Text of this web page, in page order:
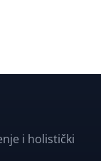
i holistički